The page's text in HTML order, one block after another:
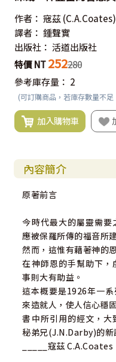
作者： 寇茲 (C.A.Coates)
譯者： 鍾聲實
出版社： 活道出版社
特價 NT 252280
參考庫存量： 2
(可訂購商品，若庫存數量不
加入購物車
內容簡介
原著前言
今時代最大的屬靈需要
應被保羅所傳的福音所
然而，這惟有藉著神的
在神師恩的手幫助下
事則大有助益。
這本概要是1926年一
來造就人，使人信心穩
書中所引用的經文，
秘弟兄(J.N.Darby)的新
_____寇茲 C.A.Coates